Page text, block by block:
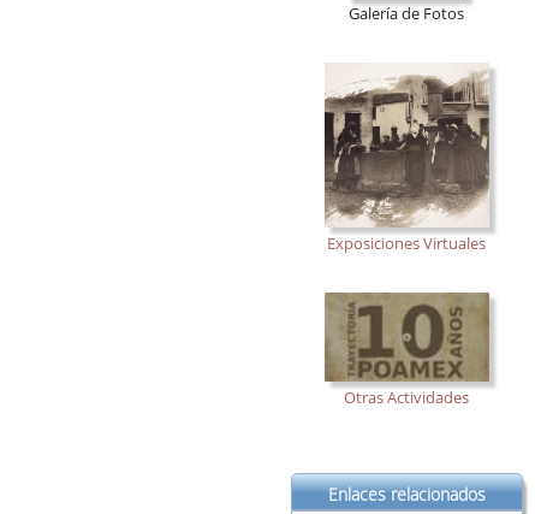
Galería de Fotos
Exposiciones Virtuales
Otras Actividades
Enlaces relacionados